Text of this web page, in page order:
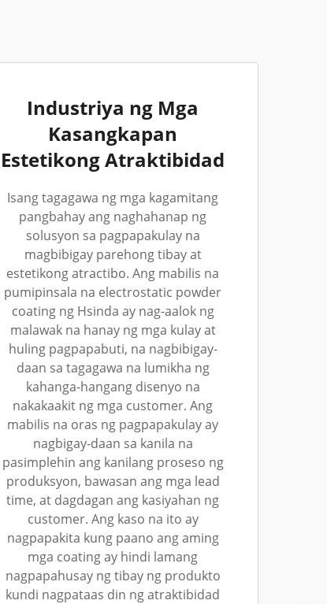
Industriya ng Mga
Kasangkapan
Estetikong Atraktibidad
Isang tagagawa ng mga kagamitang
pangbahay ang naghahanap ng
solusyon sa pagpapakulay na
magbibigay parehong tibay at
estetikong atractibo. Ang mabilis na
pumipinsala na electrostatic powder
coating ng Hsinda ay nag-aalok ng
malawak na hanay ng mga kulay at
huling pagpapabuti, na nagbibigay-
daan sa tagagawa na lumikha ng
kahanga-hangang disenyo na
nakakaakit ng mga customer. Ang
mabilis na oras ng pagpapakulay ay
nagbigay-daan sa kanila na
pasimplehin ang kanilang proseso ng
produksyon, bawasan ang mga lead
time, at dagdagan ang kasiyahan ng
customer. Ang kaso na ito ay
nagpapakita kung paano ang aming
mga coating ay hindi lamang
nagpapahusay ng tibay ng produkto
kundi nagpataas din ng atraktibidad